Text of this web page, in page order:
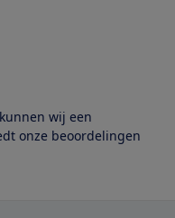
wij een
onze beoordelingen